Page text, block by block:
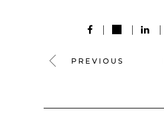
PREVIOUS